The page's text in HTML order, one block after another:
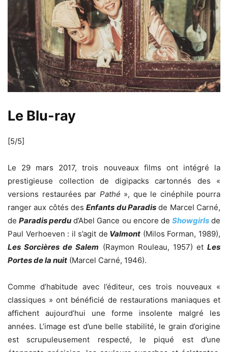
Le Blu-ray
[5/5]
Le 29 mars 2017, trois nouveaux films ont intégré la
prestigieuse collection de digipacks cartonnés des «
versions restaurées par Pathé », que le cinéphile pourra
ranger aux côtés desEnfants du Paradis de Marcel Carné,
deParadis perdu d’Abel Gance ou encore de Showgirlsde
Paul Verhoeven : il s’agit de Valmont (Milos Forman, 1989),
Les Sorcières de Salem (Raymon Rouleau, 1957) et Les
Portes de la nuit (Marcel Carné, 1946).
Comme d’habitude avec l’éditeur, ces trois nouveaux «
classiques » ont bénéficié de restaurations maniaques et
affichent aujourd’hui une forme insolente malgré les
années. L’image est d’une belle stabilité, le grain d’origine
est scrupuleusement respecté, le piqué est d’une